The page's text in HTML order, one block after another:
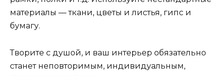
материалы — ткани, цветы и листья, гипс и
бумагу.
Творите с душой, и ваш интерьер обязательно
станет неповторимым, индивидуальным,